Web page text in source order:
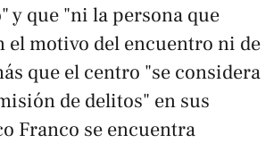
y que "ni la persona que
el motivo del encuentro ni de
que el centro "se considera
de delitos" en sus
Franco se encuentra